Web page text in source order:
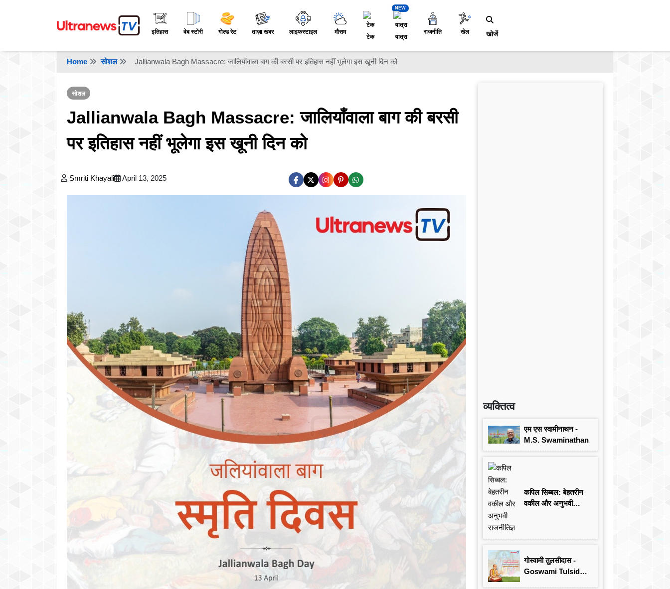
इतिहास वेब स्टोरी गोल्ड रेट ताज़ा खबर लाइफस्टाइल मौसम
टेक
NEW
यात्रा
राजनीति खेल खोजें
Home सोशल Jallianwala Bagh Massacre: जालियाँवाला बाग की बरसी पर इतिहास नहीं भूलेगा इस खूनी दिन को
सोशल
Jallianwala Bagh Massacre: जालियाँवाला बाग की बरसी
पर इतिहास नहीं भूलेगा इस खूनी दिन को
Smriti Khayali April 13, 2025
व्यक्तित्व
एम एस स्वामीनाथन -
M.S. Swaminathan
कपिल सिब्बल: बेहतरीन
वकील और अनुभवी
गोस्वामी तुलसीदास -
Goswami Tulsidas: